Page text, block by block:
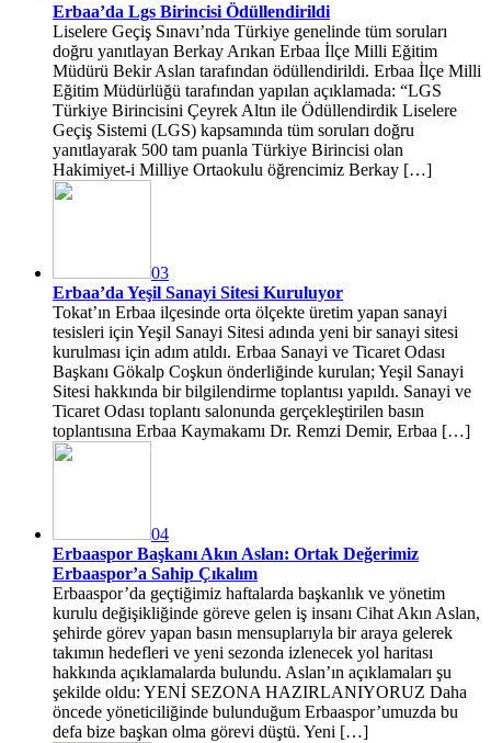
Erbaa’da Lgs Birincisi Ödüllendirildi
Liselere Geçiş Sınavı’nda Türkiye genelinde tüm soruları
doğru yanıtlayan Berkay Arıkan Erbaa İlçe Milli Eğitim
Müdürü Bekir Aslan tarafından ödüllendirildi. Erbaa İlçe Milli
Eğitim Müdürlüğü tarafından yapılan açıklamada: “LGS
Türkiye Birincisini Çeyrek Altın ile Ödüllendirdik Liselere
Geçiş Sistemi (LGS) kapsamında tüm soruları doğru
yanıtlayarak 500 tam puanla Türkiye Birincisi olan
Hakimiyet-i Milliye Ortaokulu öğrencimiz Berkay […]
03
Erbaa’da Yeşil Sanayi Sitesi Kuruluyor
Tokat’ın Erbaa ilçesinde orta ölçekte üretim yapan sanayi
tesisleri için Yeşil Sanayi Sitesi adında yeni bir sanayi sitesi
kurulması için adım atıldı. Erbaa Sanayi ve Ticaret Odası
Başkanı Gökalp Coşkun önderliğinde kurulan; Yeşil Sanayi
Sitesi hakkında bir bilgilendirme toplantısı yapıldı. Sanayi ve
Ticaret Odası toplantı salonunda gerçekleştirilen basın
toplantısına Erbaa Kaymakamı Dr. Remzi Demir, Erbaa […]
04
Erbaaspor Başkanı Akın Aslan: Ortak Değerimiz
Erbaaspor’a Sahip Çıkalım
Erbaaspor’da geçtiğimiz haftalarda başkanlık ve yönetim
kurulu değişikliğinde göreve gelen iş insanı Cihat Akın Aslan,
şehirde görev yapan basın mensuplarıyla bir araya gelerek
takımın hedefleri ve yeni sezonda izlenecek yol haritası
hakkında açıklamalarda bulundu. Aslan’ın açıklamaları şu
şekilde oldu: YENİ SEZONA HAZIRLANIYORUZ Daha
öncede yöneticiliğinde bulunduğum Erbaaspor’umuzda bu
defa bize başkan olma görevi düştü. Yeni […]